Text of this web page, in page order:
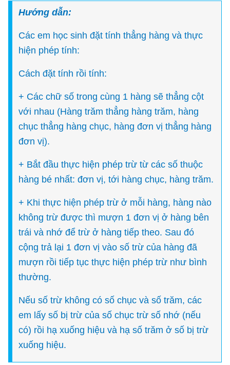
Hướng dẫn:
Các em học sinh đặt tính thẳng hàng và thực
hiện phép tính:
Cách đặt tính rồi tính:
+ Các chữ số trong cùng 1 hàng sẽ thẳng cột
với nhau (Hàng trăm thẳng hàng trăm, hàng
chục thẳng hàng chục, hàng đơn vị thẳng hàng
đơn vị).
+ Bắt đầu thực hiện phép trừ từ các số thuộc
hàng bé nhất: đơn vị, tới hàng chục, hàng trăm.
+ Khi thực hiện phép trừ ở mỗi hàng, hàng nào
không trừ được thì mượn 1 đơn vị ở hàng bên
trái và nhớ để trừ ở hàng tiếp theo. Sau đó
cộng trả lại 1 đơn vị vào số trừ của hàng đã
mượn rồi tiếp tục thực hiện phép trừ như bình
thường.
Nếu số trừ không có số chục và số trăm, các
em lấy số bị trừ của số chục trừ số nhớ (nếu
có) rồi hạ xuống hiệu và hạ số trăm ở số bị trừ
xuống hiệu.